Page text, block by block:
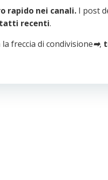
rapido nei canali. I post
recenti.
la freccia di condivisione➡,